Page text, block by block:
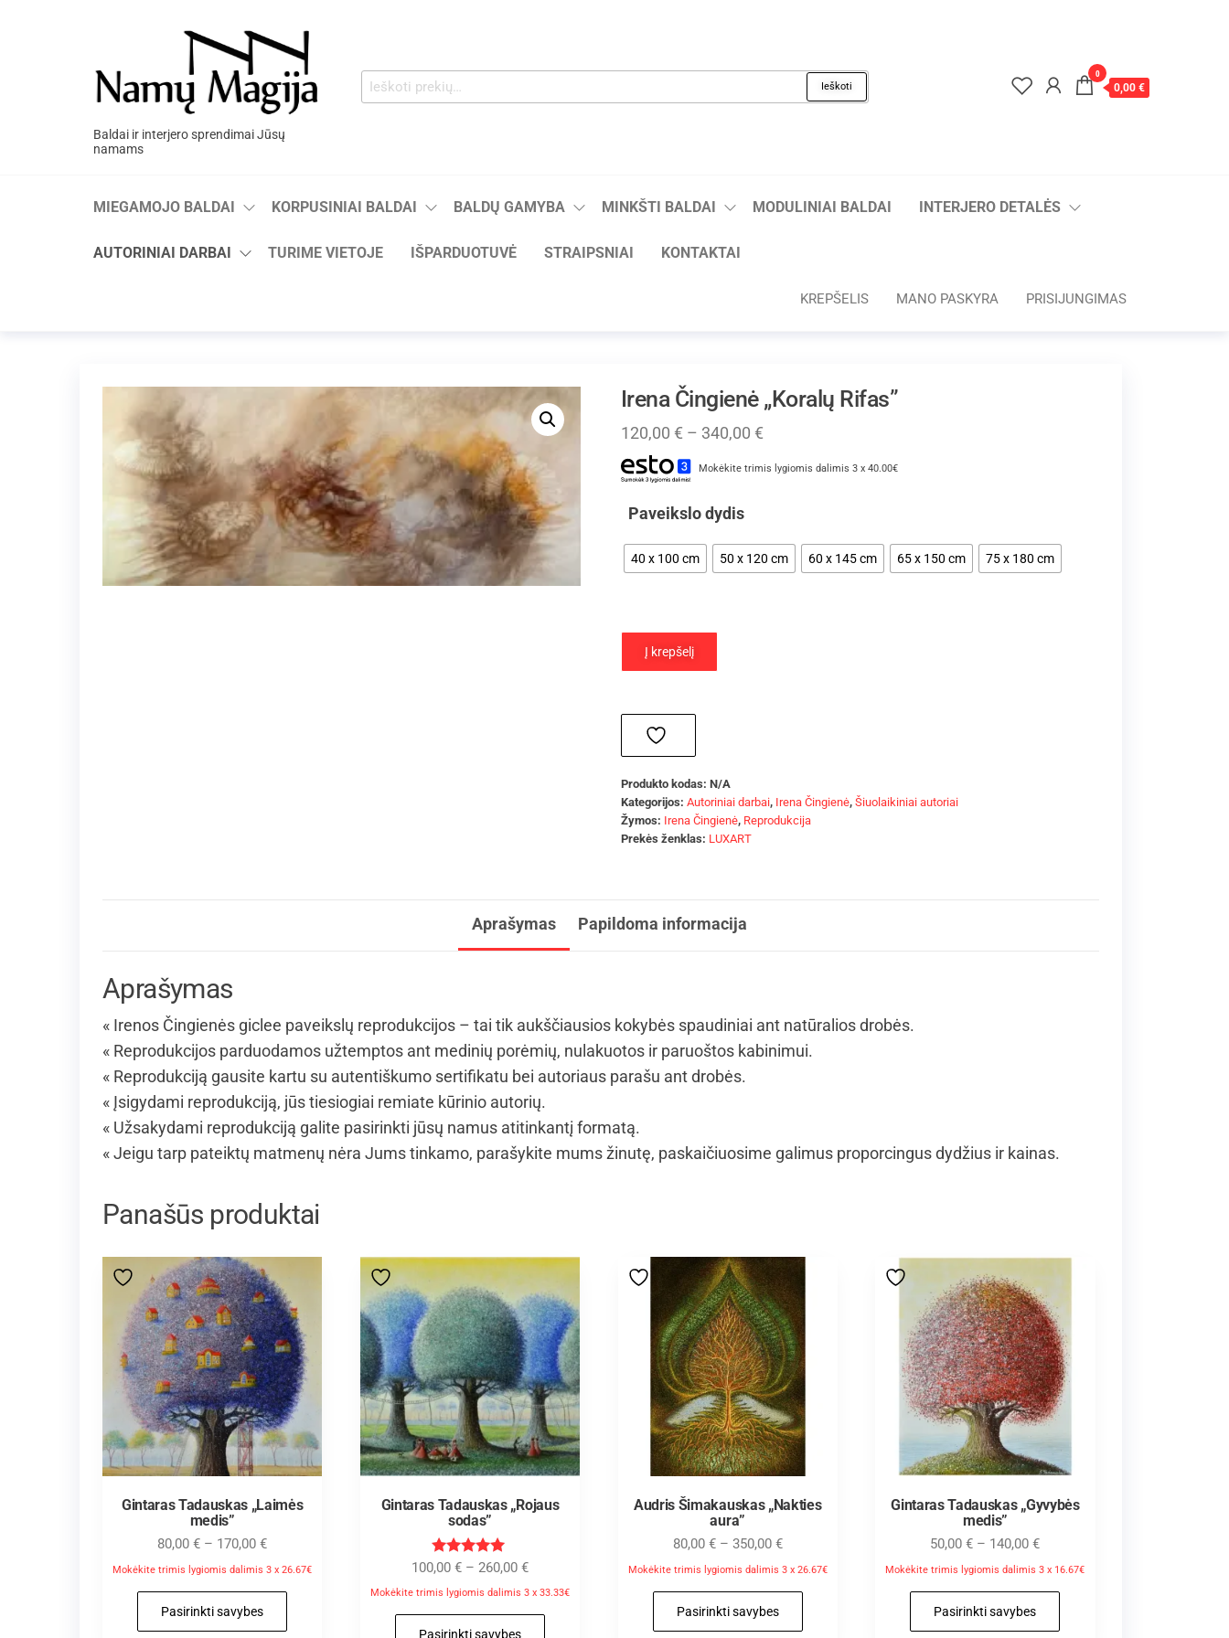
Baldai ir interjero sprendimai Jūsų
namams
Ieškoti
0
0,00 €
MIEGAMOJO BALDAI KORPUSINIAI BALDAI BALDŲ GAMYBA MINKŠTI BALDAI MODULINIAI BALDAI INTERJERO DETALĖS
AUTORINIAI DARBAI TURIME VIETOJE IŠPARDUOTUVĖ STRAIPSNIAI KONTAKTAI
KREPŠELIS MANO PASKYRA PRISIJUNGIMAS
Irena Čingienė „Koralų Rifas”
120,00 € – 340,00 €
Mokėkite trimis lygiomis dalimis 3 x 40.00€
Paveikslo dydis
40 x 100 cm 50 x 120 cm 60 x 145 cm 65 x 150 cm 75 x 180 cm
Į krepšelį
Produkto kodas: N/A
Kategorijos: Autoriniai darbai, Irena Čingienė, Šiuolaikiniai autoriai
Žymos: Irena Čingienė, Reprodukcija
Prekės ženklas: LUXART
Aprašymas Papildoma informacija
Aprašymas
« Irenos Čingienės giclee paveikslų reprodukcijos – tai tik aukščiausios kokybės spaudiniai ant natūralios drobės.
« Reprodukcijos parduodamos užtemptos ant medinių porėmių, nulakuotos ir paruoštos kabinimui.
« Reprodukciją gausite kartu su autentiškumo sertifikatu bei autoriaus parašu ant drobės.
« Įsigydami reprodukciją, jūs tiesiogiai remiate kūrinio autorių.
« Užsakydami reprodukciją galite pasirinkti jūsų namus atitinkantį formatą.
« Jeigu tarp pateiktų matmenų nėra Jums tinkamo, parašykite mums žinutę, paskaičiuosime galimus proporcingus dydžius ir kainas.
Panašūs produktai
Gintaras Tadauskas „Laimės
medis”
80,00€ – 170,00€
Mokėkite trimis lygiomis dalimis 3 x 26.67€
Pasirinkti savybes
Gintaras Tadauskas „Rojaus
sodas”
Įvertinimas
5.00
100,00 € – 260,00 €
Mokėkite trimis lygiomis dalimis 3 x 33.33€
Pasirinkti savybes
Audris Šimakauskas „Nakties
aura”
80,00 € – 350,00 €
Mokėkite trimis lygiomis dalimis 3 x 26.67€
Pasirinkti savybes
Gintaras Tadauskas „Gyvybės
medis”
50,00€ – 140,00€
Mokėkite trimis lygiomis dalimis 3 x 16.67€
Pasirinkti savybes